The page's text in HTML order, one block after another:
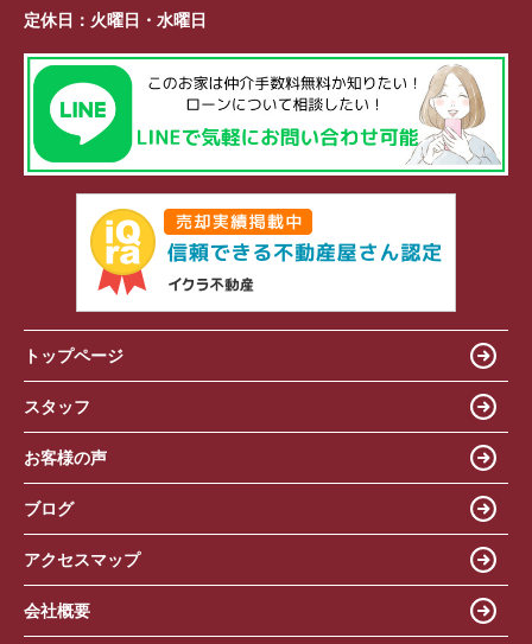
定休日： 火曜日・水曜日
トップページ
スタッフ
お客様の声
ブログ
アクセスマップ
会社概要